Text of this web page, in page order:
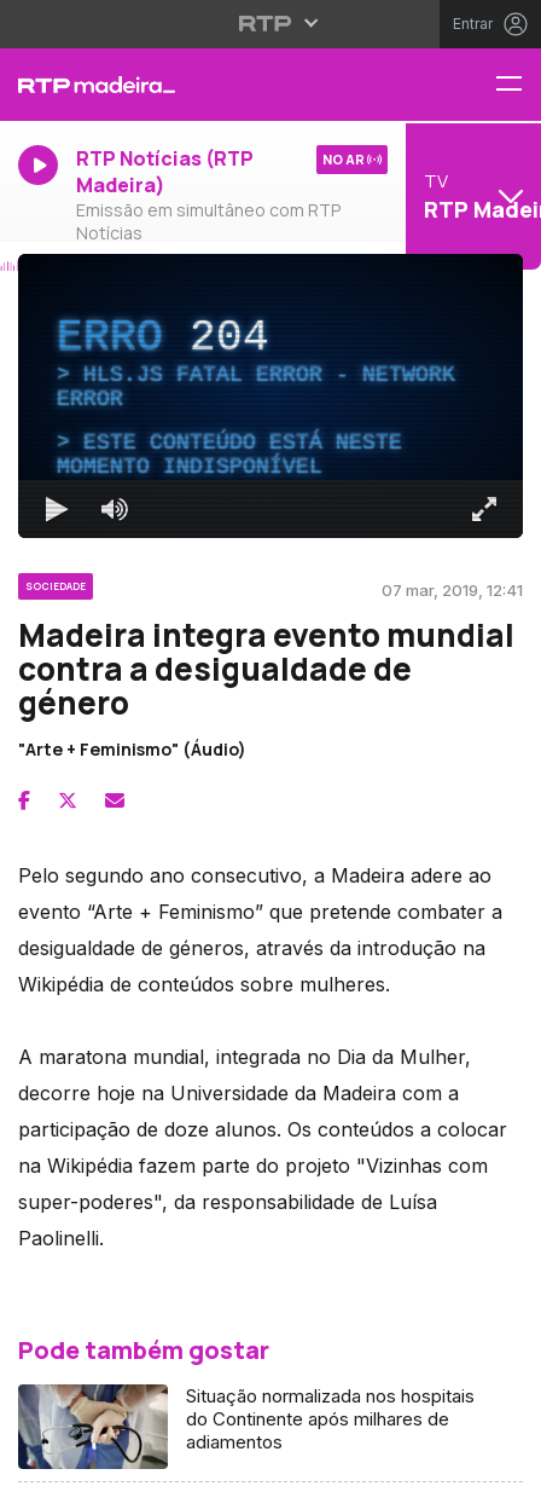
Entrar
RTP Notícias (RTP
Madeira)
Emissão em simultâneo com RTP
Notícias
NO AR
TV
RTP
ERRO204
HLS.JS FATAL ERROR - NETWORK
ERROR
ESTE CONTEÚDO ESTÁ NESTE
MOMENTO INDISPONÍVEL
SOCIEDADE 07 mar, 2019, 12:41
Madeira integra evento mundial
contra a desigualdade de
género
"Arte + Feminismo" (Áudio)
Pelo segundo ano consecutivo, a Madeira adere ao
evento “Arte + Feminismo” que pretende combater a
desigualdade de géneros, através da introdução na
Wikipédia de conteúdos sobre mulheres.
A maratona mundial, integrada no Dia da Mulher,
decorre hoje na Universidade da Madeira com a
participação de doze alunos. Os conteúdos a colocar
na Wikipédia fazem parte do projeto "Vizinhas com
super-poderes", da responsabilidade de Luísa
Paolinelli.
Pode também gostar
Situação normalizada nos hospitais
do Continente após milhares de
adiamentos